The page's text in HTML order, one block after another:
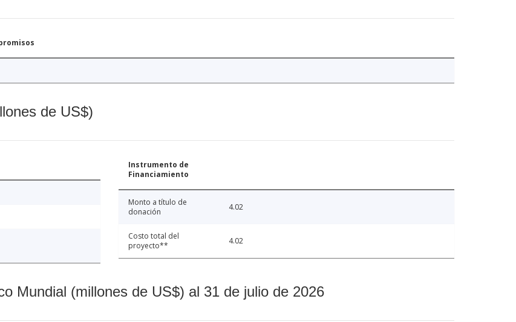
de US$)
Instrumento de
Financiamiento
Monto a título de
donación
4.02
Costo total del
proyecto**
4.02
Mundial (millones de US$) al 31 de julio de 2026